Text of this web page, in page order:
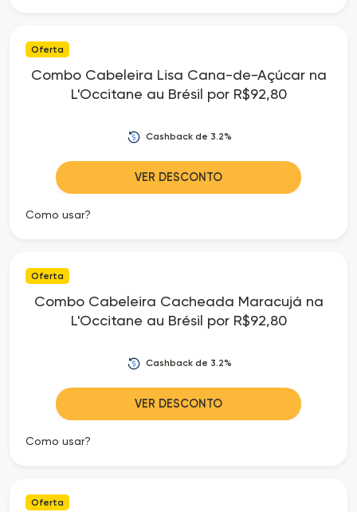
Oferta
Combo Cabeleira Lisa Cana-de-Açúcar na
L'Occitane au Brésil por R$92,80
Cashback de 3.2%
VER DESCONTO
Como usar?
Oferta
Combo Cabeleira Cacheada Maracujá na
L'Occitane au Brésil por R$92,80
Cashback de 3.2%
VER DESCONTO
Como usar?
Oferta